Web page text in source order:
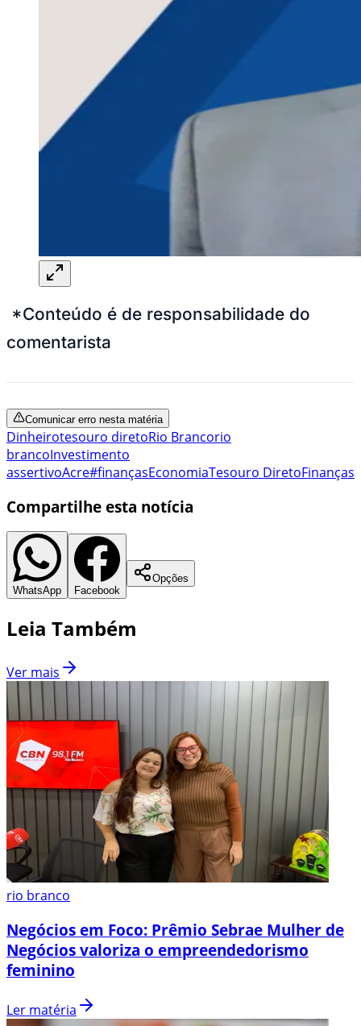
*Conteúdo é de responsabilidade do
comentarista
Comunicar erro nesta matéria
Dinheirotesouro diretoRio Brancorio
brancoInvestimento
assertivoAcre#finançasEconomiaTesouro DiretoFinanças
Compartilhe esta notícia
WhatsApp Facebook
Opções
Leia Também
Ver mais
rio branco
Negócios em Foco: Prêmio Sebrae Mulher de
Negócios valoriza o empreendedorismo
feminino
Ler matéria